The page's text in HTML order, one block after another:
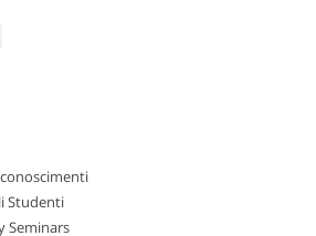
Studenti
Seminars